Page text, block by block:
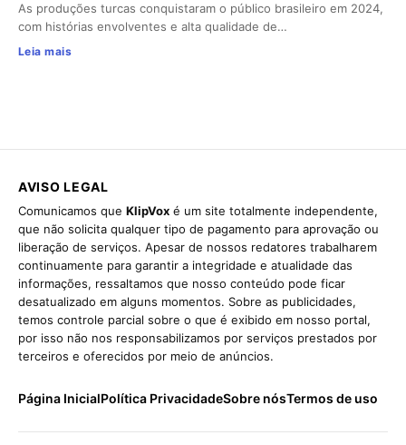
As produções turcas conquistaram o público brasileiro em 2024,
com histórias envolventes e alta qualidade de…
Leia mais
AVISO LEGAL
Comunicamos que KlipVox é um site totalmente independente,
que não solicita qualquer tipo de pagamento para aprovação ou
liberação de serviços. Apesar de nossos redatores trabalharem
continuamente para garantir a integridade e atualidade das
informações, ressaltamos que nosso conteúdo pode ficar
desatualizado em alguns momentos. Sobre as publicidades,
temos controle parcial sobre o que é exibido em nosso portal,
por isso não nos responsabilizamos por serviços prestados por
terceiros e oferecidos por meio de anúncios.
Página InicialPolítica PrivacidadeSobre nósTermos de uso